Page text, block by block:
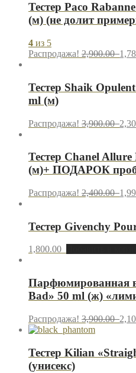
Тестер Paco
(м) (не долит
4 из 5
Распродажа! 2,900.00
Тестер Shaik
ml (м)
Распродажа! 3,900.00
Тестер Chanel
(м)+ ПОДАРОК
Распродажа! 2,400.00
Тестер Givenchy
1,800.00
Парфюмированная
Bad» 50 ml (ж)
Распродажа! 3,900.00
Тестер Kilian
(унисекс)